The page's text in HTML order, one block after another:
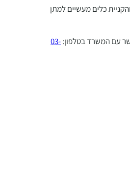
כלים מעשיים למתן
עם המשרד בטלפון:03-